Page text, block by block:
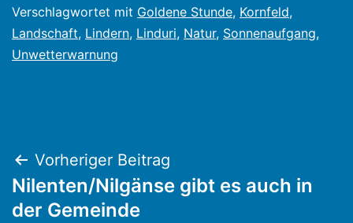
Verschlagwortet mit Goldene Stunde, Kornfeld,
Landschaft, Lindern, Linduri, Natur, Sonnenaufgang,
Unwetterwarnung
Beitragsnavigation
Vorheriger Beitrag
Nilenten/Nilgänse gibt es auch in
der Gemeinde